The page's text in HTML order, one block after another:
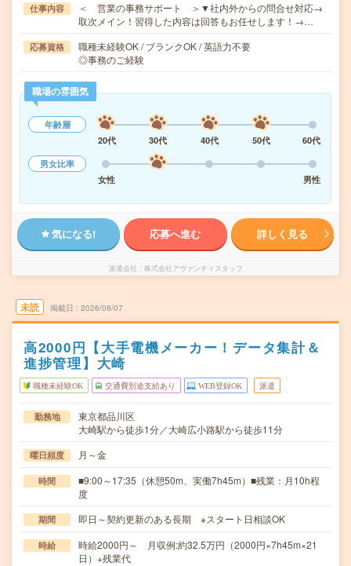
仕事内容
＜ 営業の事務サポート ＞▼社内外からの問合せ対応→
取次メイン！習得した内容は回答もお任せします！→…
応募資格
職種未経験OK / ブランクOK / 英語力不要
◎事務のご経験
職場の雰囲気
年齢層
20代
30代 40代 50代
60代
男女比率
女性
男性
気になる! 応募へ進む 詳しく見る
派遣会社 株式会社アヴァンティスタッフ
未読 掲載日 2026/08/07
高2000円【大手電機メーカー！データ集計＆
進捗管理】大崎
職種未経験OK 交通費別途支給あり WEB登録OK 派遣
勤務地
東京都品川区
大崎駅から徒歩1分／大崎広小路駅から徒歩11分
曜日頻度 月～金
時間
■9:00～17:35（休憩50m、実働7h45m）■残業：月10h程
度
期間 即日～契約更新のある長期 ※スタート日相談OK
時給
時給2000円～ 月収例:約32.5万円（2000円×7h45m×21
日）+残業代